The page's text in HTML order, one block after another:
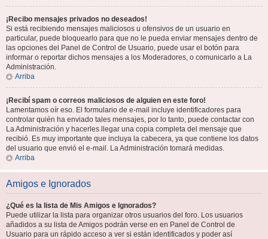
¡Recibo mensajes privados no deseados!
Si está recibiendo mensajes maliciosos u ofensivos de un usuario en
particular, puede bloquearlo para que no le pueda enviar mensajes dentro de
las opciones del Panel de Control de Usuario, puede usar el botón para
informar o reportar dichos mensajes a los Moderadores, o comunicarlo a La
Administración.
Arriba
¡Recibí spam o correos maliciosos de alguien en este foro!
Lamentamos oír eso. El formulario de e-mail incluye identificadores para
controlar quién ha enviado tales mensajes, por lo tanto, puede contactar con
La Administración y hacerles llegar una copia completa del mensaje que
recibió. Es muy importante que incluya la cabecera, ya que contiene los datos
del usuario que envió el e-mail. La Administración tomará medidas.
Arriba
Amigos e Ignorados
¿Qué es la lista de Mis Amigos e Ignorados?
Puede utilizar la lista para organizar otros usuarios del foro. Los usuarios
añadidos a su lista de Amigos podrán verse en en Panel de Control de
Usuario para un rápido acceso a ver si están identificados y poder así